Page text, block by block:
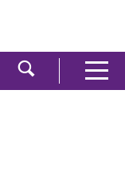
Visa
Visa